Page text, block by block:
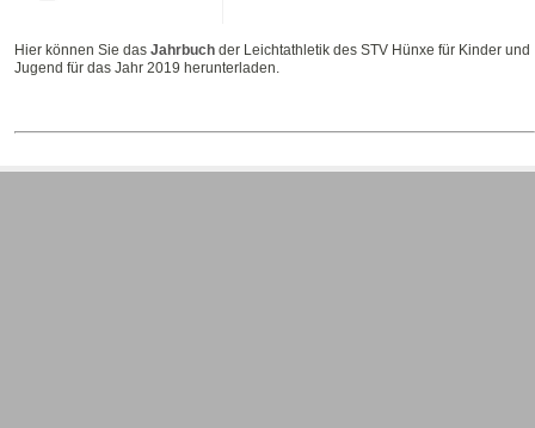
Hier können Sie das Jahrbuch der Leichtathletik des STV Hünxe für Kinder und
Jugend für das Jahr 2019 herunterladen.